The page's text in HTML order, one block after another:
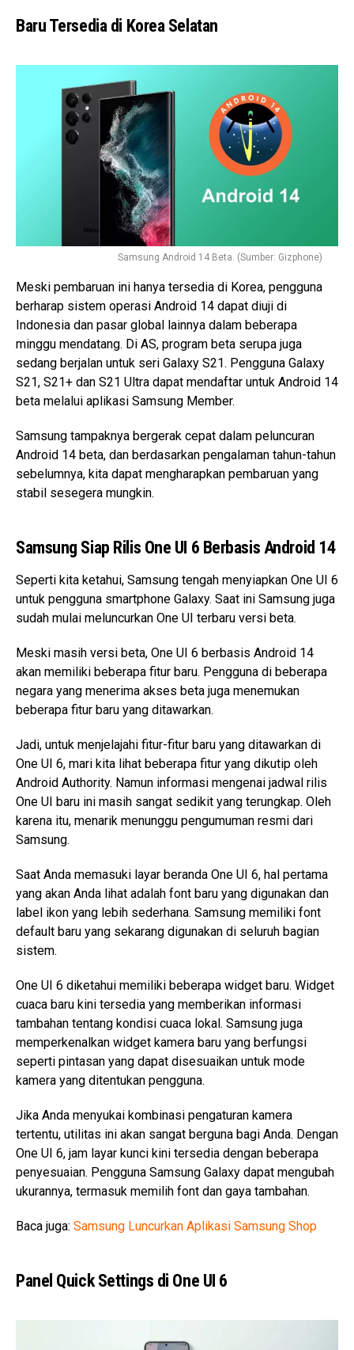
Baru Tersedia di Korea Selatan
Samsung Android 14 Beta. (Sumber: Gizphone)
Meski pembaruan ini hanya tersedia di Korea, pengguna
berharap sistem operasi Android 14 dapat diuji di
Indonesia dan pasar global lainnya dalam beberapa
minggu mendatang. Di AS, program beta serupa juga
sedang berjalan untuk seri Galaxy S21. Pengguna Galaxy
S21, S21+ dan S21 Ultra dapat mendaftar untuk Android 14
beta melalui aplikasi Samsung Member.
Samsung tampaknya bergerak cepat dalam peluncuran
Android 14 beta, dan berdasarkan pengalaman tahun-tahun
sebelumnya, kita dapat mengharapkan pembaruan yang
stabil sesegera mungkin.
Samsung Siap Rilis One UI 6 Berbasis Android 14
Seperti kita ketahui, Samsung tengah menyiapkan One UI 6
untuk pengguna smartphone Galaxy. Saat ini Samsung juga
sudah mulai meluncurkan One UI terbaru versi beta.
Meski masih versi beta, One UI 6 berbasis Android 14
akan memiliki beberapa fitur baru. Pengguna di beberapa
negara yang menerima akses beta juga menemukan
beberapa fitur baru yang ditawarkan.
Jadi, untuk menjelajahi fitur-fitur baru yang ditawarkan di
One UI 6, mari kita lihat beberapa fitur yang dikutip oleh
Android Authority. Namun informasi mengenai jadwal rilis
One UI baru ini masih sangat sedikit yang terungkap. Oleh
karena itu, menarik menunggu pengumuman resmi dari
Samsung.
Saat Anda memasuki layar beranda One UI 6, hal pertama
yang akan Anda lihat adalah font baru yang digunakan dan
label ikon yang lebih sederhana. Samsung memiliki font
default baru yang sekarang digunakan di seluruh bagian
sistem.
One UI 6 diketahui memiliki beberapa widget baru. Widget
cuaca baru kini tersedia yang memberikan informasi
tambahan tentang kondisi cuaca lokal. Samsung juga
memperkenalkan widget kamera baru yang berfungsi
seperti pintasan yang dapat disesuaikan untuk mode
kamera yang ditentukan pengguna.
Jika Anda menyukai kombinasi pengaturan kamera
tertentu, utilitas ini akan sangat berguna bagi Anda. Dengan
One UI 6, jam layar kunci kini tersedia dengan beberapa
penyesuaian. Pengguna Samsung Galaxy dapat mengubah
ukurannya, termasuk memilih font dan gaya tambahan.
Baca juga: Samsung Luncurkan Aplikasi Samsung Shop
Panel Quick Settings di One UI 6